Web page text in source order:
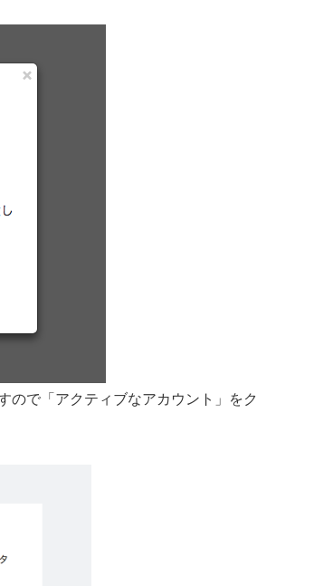
ので「アクティブなアカウント」をク